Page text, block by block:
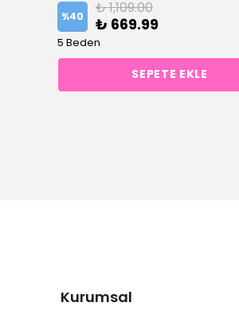
%40 ₺ 1,109.00
₺ 669.99
5 Beden
SEPETE EKLE
Kurumsal